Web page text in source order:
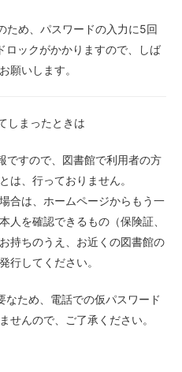
ため、パスワードの入力に5回
ロックがかかりますので、しば
願いします。
しまったときは
ですので、図書館で利用者の方
は、行っておりません。
合は、ホームページからもう一
人を確認できるもの（保険証、
持ちのうえ、お近くの図書館の
行してください。
ため、電話での仮パスワード
せんので、ご了承ください。